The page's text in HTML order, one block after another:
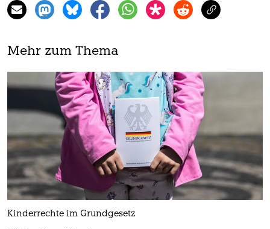
Mehr zum Thema
Kinderrechte im Grundgesetz